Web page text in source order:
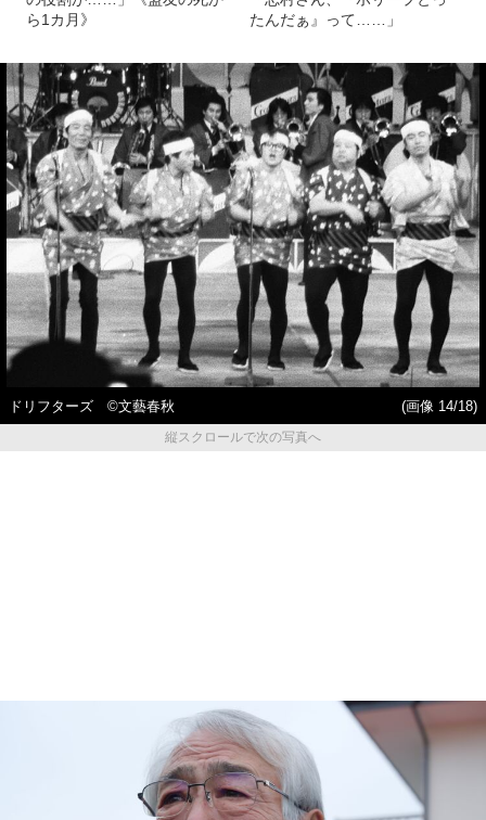
ら1カ月》
たんだぁ』って……」
ドリフターズ ©文藝春秋
(画像 14/18)
縦スクロールで次の写真へ